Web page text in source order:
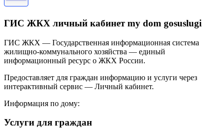
ГИС ЖКХ личный кабинет my dom gosuslugi
ГИС ЖКХ — Государственная информационная система
жилищно-коммунального хозяйства — единый
информационный ресурс о ЖКХ России.
Предоставляет для граждан информацию и услуги через
интерактивный сервис — Личный кабинет.
Информация по дому:
Услуги для граждан